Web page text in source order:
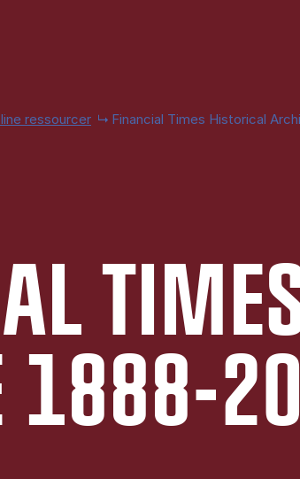
ressourcer Financial Times Historical
1888-